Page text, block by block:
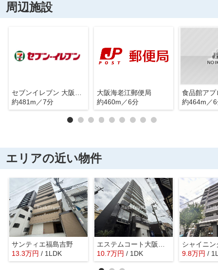
周辺施設
セブンイレブン 大阪海老江2丁目店
約481m／7分
大阪海老江郵便局
約460m／6分
約464m／
エリアの近い物件
サンティエ福島吉野
13.3万円 / 1LDK
10.7万円 / 1DK
シャイニ
9.8万円 /